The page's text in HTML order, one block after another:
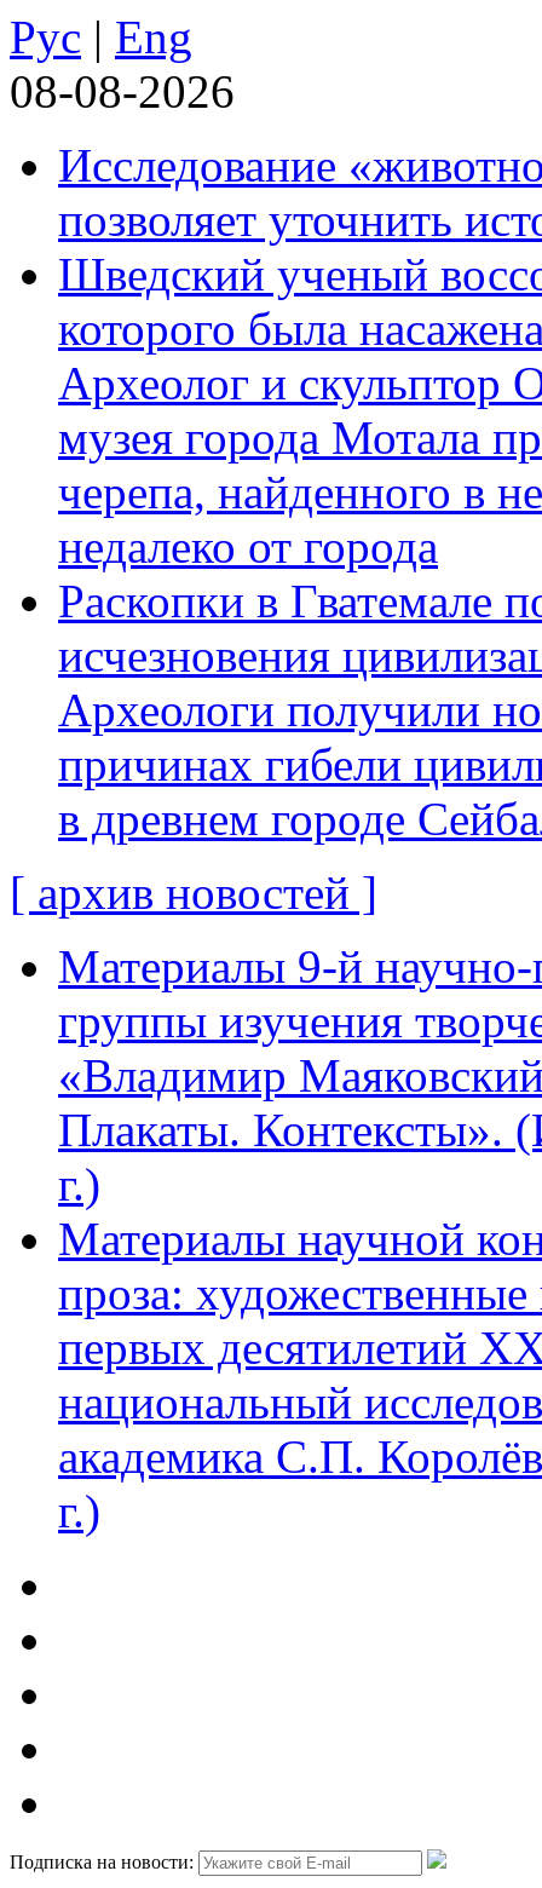
Рус | Eng
08-08-2026
Исследование
позволяет уточнить
Шведский ученый
которого была
Археолог и скульптор
музея города Мотала
черепа, найденного в
недалеко от города
Раскопки в Гватемале
исчезновения
Археологи получили
причинах гибели
в древнем городе
[ архив новостей ]
Материалы 9-й научно-
группы изучения
«Владимир
Плакаты.
г.)
Материалы научной
проза: художественные
первых десятилетий
национальный
академика С.П.
г.)
Подписка на новости: